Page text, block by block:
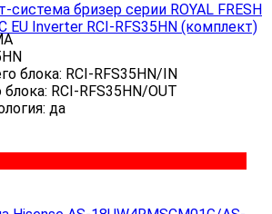
система бризер серии ROYAL FRESH
EU Inverter RCI-RFS35HN (комплект)
блока: RCI-RFS35HN/IN
RCI-RFS35HN/OUT
да